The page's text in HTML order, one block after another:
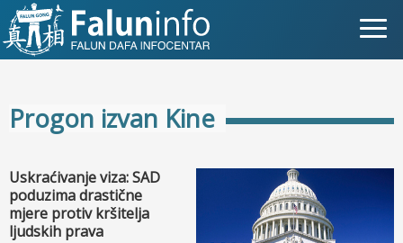
Zašto progon?
Objave za medije
Osobna iskustva
Progon izvan Kine
Uskraćivanje viza: SAD
poduzima drastične
mjere protiv kršitelja
ljudskih prava